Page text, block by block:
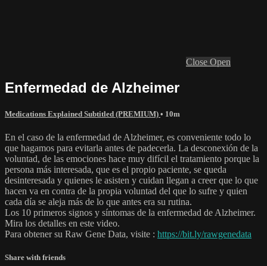
Close Open
Enfermedad de Alzheimer
Medications Explained Subtitled (PREMIUM) • 10m
En el caso de la enfermedad de Alzheimer, es conveniente todo lo
que hagamos para evitarla antes de padecerla. La desconexión de la
voluntad, de las emociones hace muy difícil el tratamiento porque la
persona más interesada, que es el propio paciente, se queda
desinteresada y quienes le asisten y cuidan llegan a creer que lo que
hacen va en contra de la propia voluntad del que lo sufre y quien
cada día se aleja más de lo que antes era su rutina.
Los 10 primeros signos y síntomas de la enfermedad de Alzheimer.
Mira los detalles en este video.
Para obtener su Raw Gene Data, visite : https://bit.ly/rawgenedata
Share with friends